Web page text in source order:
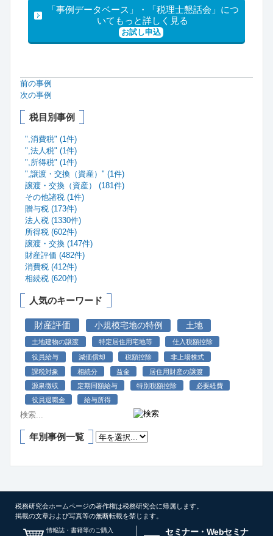
「事例データベース」・「税理士懇話会」につ
いてもっと詳しく見る
お試し申込
前の事例
次の事例
税目別事例
",消費税" (1件)
",法人税" (1件)
",所得税" (1件)
",譲渡・交換（資産）" (1件)
譲渡・交換（資産） (181件)
その他諸税 (1件)
贈与税 (173件)
法人税 (1330件)
所得税 (602件)
譲渡・交換 (147件)
財産評価 (482件)
消費税 (412件)
相続税 (620件)
人気のキーワード
財産評価 小規模宅地の特例 土地
土地建物の譲渡 特定居住用宅地等 仕入税額控除
役員給与 減価償却 税額控除
非上場株式
課税対象
相続分 益金
居住用財産の譲渡
源泉徴収
定期同額給与 特別税額控除
必要経費
役員退職金
給与所得
年別事例一覧
税務研究会ホームページの著作権は税務研究会に帰属します。
掲載の文章および写真等の無断転載を禁じます。
情報誌・書籍等のご購入 セミナー・Webセミナ